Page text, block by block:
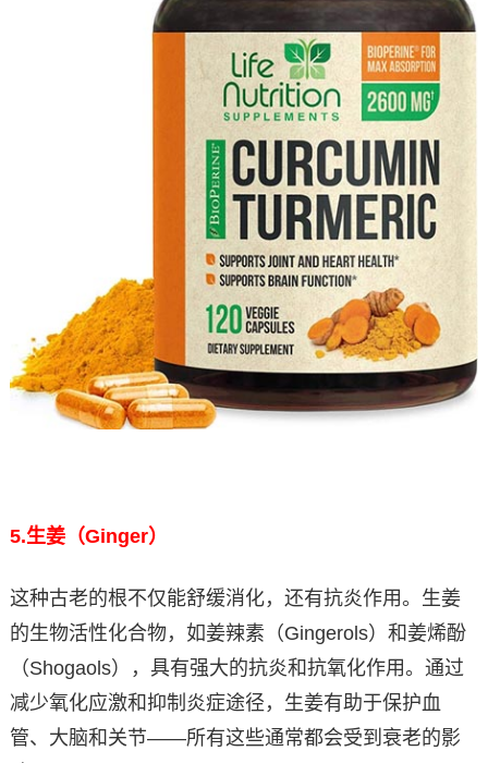
5.生姜（Ginger）
这种古老的根不仅能舒缓消化，还有抗炎作用。生姜
的生物活性化合物，如姜辣素（Gingerols）和姜烯酚
（Shogaols），具有强大的抗炎和抗氧化作用。通过
减少氧化应激和抑制炎症途径，生姜有助于保护血
管、大脑和关节——所有这些通常都会受到衰老的影